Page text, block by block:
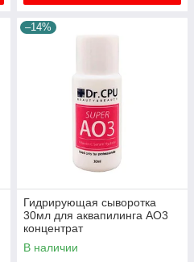
–14%
Гидрирующая сыворотка
30мл для аквапилинга AO3
концентрат
В наличии